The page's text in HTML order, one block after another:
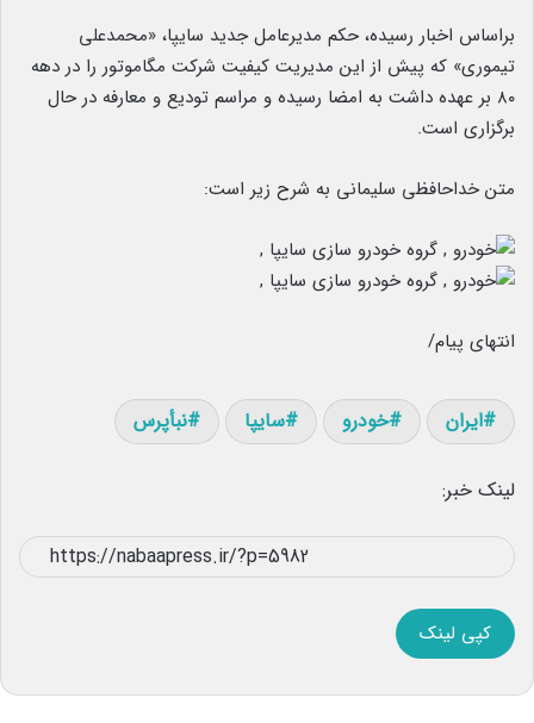
براساس اخبار رسیده، حکم مدیرعامل جدید سایپا، «محمدعلی
تیموری» که پیش از این مدیریت کیفیت شرکت مگاموتور را در دهه
۸۰ بر عهده داشت به امضا رسیده و مراسم تودیع و معارفه در حال
برگزاری است.
متن خداحافظی سلیمانی به شرح زیر است:
انتهای پیام/
ایران خودرو سایپا نبأپرس
لینک خبر:
کپی لینک